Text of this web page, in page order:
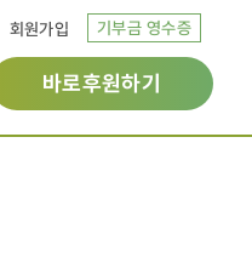
회원가입 기부금 영수증
바로후원하기